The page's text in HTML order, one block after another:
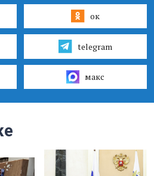
ок
telegram
макс